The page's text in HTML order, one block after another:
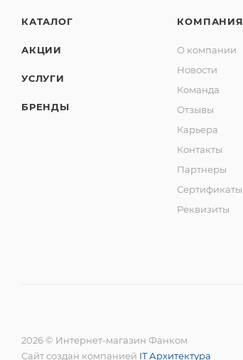
КАТАЛОГ
АКЦИИ
УСЛУГИ
БРЕНДЫ
КОМПАНИЯ
О компании
Новости
Команда
Отзывы
Карьера
Контакты
Партнеры
Сертификаты
Реквизиты
2026 © Интернет-магазин Фанком
Сайт создан компанией IT Архитектура